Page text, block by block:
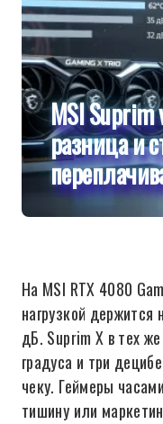
MSI Suprim
разница и
На MSI RTX 4080
нагрузкой
дБ. Suprim X в тех
градуса и три
чеку. Геймеры
тишину или